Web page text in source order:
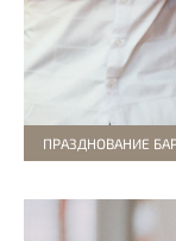
ПРАЗДНОВАНИЕ